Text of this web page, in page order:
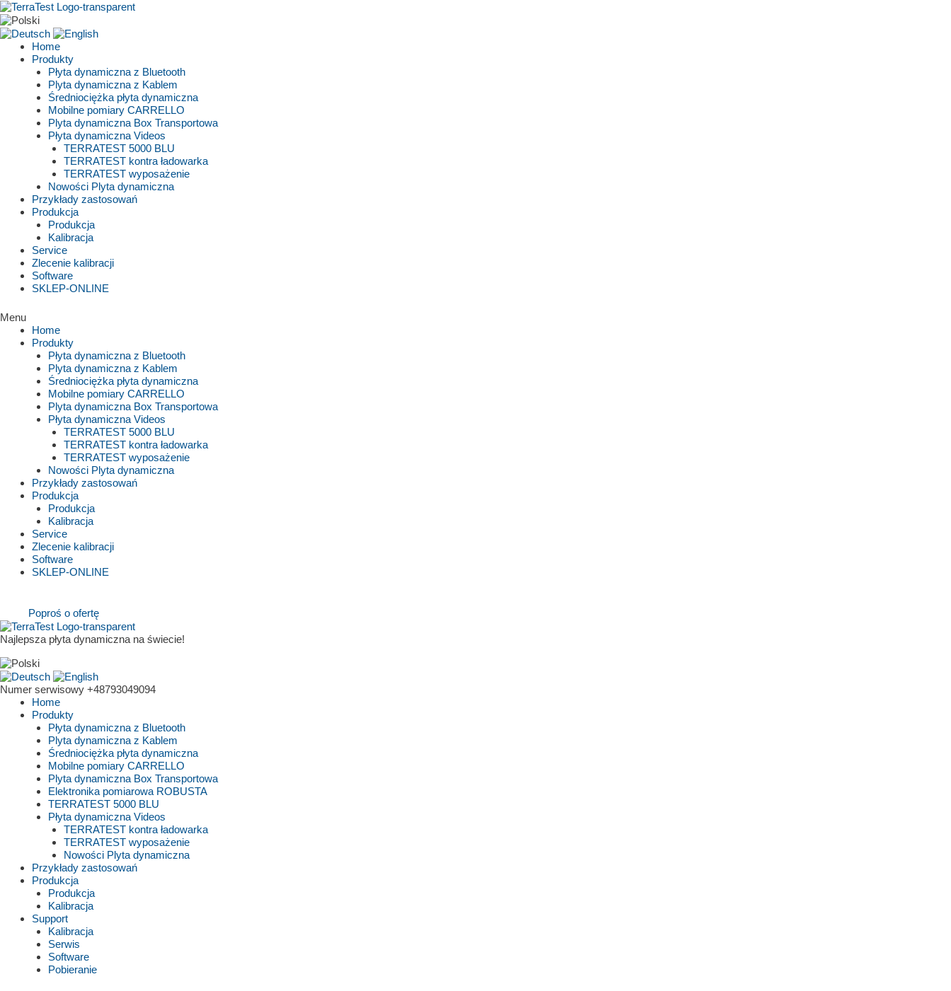
Skip
to
content
Home
Produkty
Płyta dynamiczna z Bluetooth
Plyta dynamiczna z Kablem
Średniociężka płyta dynamiczna
Mobilne pomiary CARRELLO
Plyta dynamiczna Box Transportowa
Płyta dynamiczna Videos
TERRATEST 5000 BLU
TERRATEST kontra ładowarka
TERRATEST wyposażenie
Nowości Plyta dynamiczna
Przykłady zastosowań
Produkcja
Produkcja
Kalibracja
Service
Zlecenie kalibracji
Software
SKLEP-ONLINE
Menu
Home
Produkty
Płyta dynamiczna z Bluetooth
Plyta dynamiczna z Kablem
Średniociężka płyta dynamiczna
Mobilne pomiary CARRELLO
Plyta dynamiczna Box Transportowa
Płyta dynamiczna Videos
TERRATEST 5000 BLU
TERRATEST kontra ładowarka
TERRATEST wyposażenie
Nowości Plyta dynamiczna
Przykłady zastosowań
Produkcja
Produkcja
Kalibracja
Service
Zlecenie kalibracji
Software
SKLEP-ONLINE
Poproś o ofertę
Najlepsza płyta dynamiczna na świecie!
Numer serwisowy +48793049094
Home
Produkty
Płyta dynamiczna z Bluetooth
Plyta dynamiczna z Kablem
Średniociężka płyta dynamiczna
Mobilne pomiary CARRELLO
Plyta dynamiczna Box Transportowa
Elektronika pomiarowa ROBUSTA
TERRATEST 5000 BLU
Płyta dynamiczna Videos
TERRATEST kontra ładowarka
TERRATEST wyposażenie
Nowości Plyta dynamiczna
Przykłady zastosowań
Produkcja
Produkcja
Kalibracja
Support
Kalibracja
Serwis
Software
Pobieranie